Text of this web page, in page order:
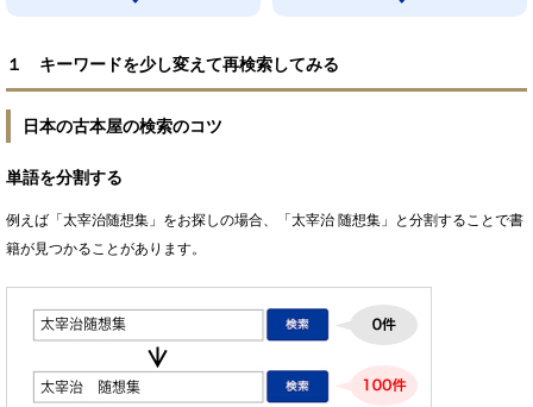
１ キーワードを少し変えて再検索してみる
日本の古本屋の検索のコツ
単語を分割する
例えば「太宰治随想集」をお探しの場合、「太宰治 随想集」と分割することで書
籍が見つかることがあります。